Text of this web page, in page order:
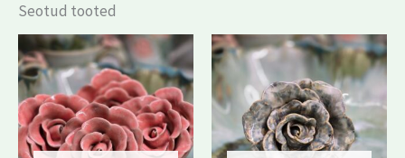
Seotud tooted